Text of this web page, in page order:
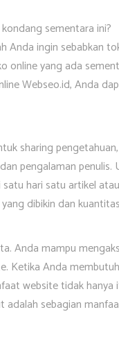
sementara ini?
Anda ingin sebabkan
yang ada
Webseo.id, Anda
sharing
pengalaman
hari satu artikel
dibikin dan
Anda mampu
Ketika Anda
website tidak hanya
sebagian